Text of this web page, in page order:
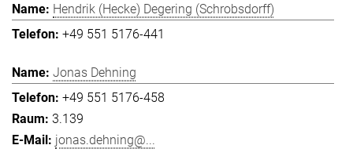
Hendrik (Hecke) Degering (Schrobsdorff)
+49 551 5176-441
Jonas Dehning
+49 551 5176-458
3.139
jonas.dehning@...